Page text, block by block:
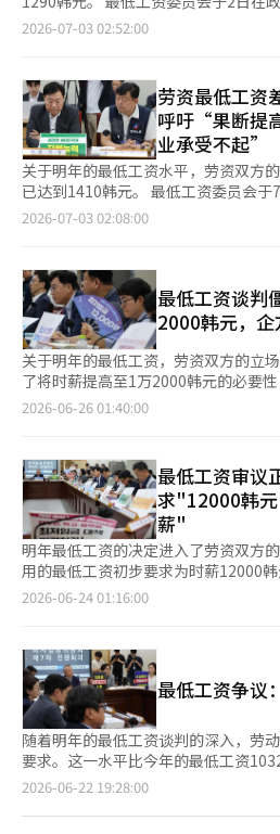
业园区或青年人才难以吸引的企业中
衡可以与工资提升一样，成为招聘竞争力的因素
府联合生产力提升支持小组，将重点
引入，以及工作流程的重新设计和职业培训。 劳动部
表示：“劳动时间缩短并不是单一的方
况采用多种方式。通过劳资对话，我
度，并取得成效，这一点在现场得到
中小企业的劳动时间缩短。”※ 本报
与编辑。
并进行共同研究”。
体会议，讨论最低工资水平。当天，
第四次修正案的差距为1290韩元，较
小了120韩元。 会议一开始，劳资双方便展开了激烈的争论。韩国
劳动总联合会秘书长柳基燮表示：“去
益标准为239万2000韩元，而单身劳
为239万8000韩元，差距微乎其微
挥吸引弱势群体劳动的功能，因此需
涨。” 相对而言，经营界则坚持应控制最低工资的上涨幅度。韩
国经营者总协会总务柳基正表示：“劳
工资劳动者的实际人力成本每年增加
困境的小微企业和个体经营者来说，
力。” 公益委员强调需要缩小双方的差距。担任公益委员秘书的
韩国劳动研究院副院长成宰敏表示：“
需要实质性缩小意见的努力。”他指
逐步扩大接触点，朝着智慧和负责任
人工智能（AI）系统翻译与编辑。
2026-07-03 02:52:00
劳资最低工资
呼吁“果断提
业承受不起”
关于明年的最低工资水平，劳资双方
已达到1410韩元。 最低工资委员会于7月2日在政府世宗厅召开第
11次全体会议，讨论最低工资水平。
方则提高了30韩元。因此，双方的差
元。 会议一开始，劳资代表便展开了激烈的争论。韩国劳动总联
合会秘书长柳基燮表示：“去年的基本
239万2000韩元，而单身无婚劳动者
239万8000韩元，差距微乎其微。”
吸引弱势群体劳动的功能，因此需要
国民主劳动组合总联合会副委员会长
去8年中，由于最低工资的计算范围扩
上迈出第一步。现实中，工资未能跟
生活费用。” 相反，经营方则坚持应控制最低工资的上涨幅度。
韩国经营者总协会总务柳基正表示：“
算上周休津贴，时薪将超过14000韩
低工资劳动者的实际人力成本每年将
经营极限的微小企业和个体商户来说
力。” 中小企业中央会人力政策本部长杨玉石呼吁：“由于退休
人员难以找到工作，国内自营业者中
业无法雇佣人手，导致过度劳动的现
力也应得到重视。” 公益委员们强调应缩小双方的差距。担任公
益委员秘书的韩国劳动研究院副院长
大的情况下，需要实质性缩小意见的
虑社会责任，逐步扩大接触点，朝着
2026-07-03 02:08:00
最低工资谈判
2000韩元，
关于明年的最低工资，劳资双方的立
了将时薪提高至1万2000韩元的必要
到小微企业和个体经营者的支付能力
行的第8次全体会议上提交了明年最低
出将今年的最低工资1万320韩元提高
薪1万2000韩元，而经营界则提出与今
当天，劳动界强调生活费用与最低工
了加薪的必要性。韩国劳动组合总联
洙表示：“用户委员会在过去20多年
资。为了实现最低工资法的宗旨，保
必须反映劳动者的生活费用。”他进
额少65万韩元；而反映2026年物价上
韩元，最低工资与其之间的差距正在
的家庭的可支配收入已经低于必要的
平之前，必须先关注低收入劳动者的
联合会（民主劳总）副委员长李美仙
韩元不是用于奢侈或储蓄的钱，而是
本。最低工资的提高不仅是为了劳动
小微企业和个体经营者共同生存的良
牙在大幅提高最低工资后，低收入劳
2026-06-26 01:40:00
最低工资审议
求"12000韩
薪"
明年最低工资的决定进入了劳资双方
用的最低工资初步要求为时薪12000
低工资对小微企业来说已经难以承受
12000韩元，比今年的最低工资10320
（16.3%）。按月计算（基于209小时
国劳动总联盟（韩国劳总）秘书长柳
劳动者生计的制度”，并指出“高物价
劳动者的实际工资大幅下降，必须反
总联盟（民主劳总）副委员长李美仙
以应对飞涨的生活成本和公共费用”
资不是奢侈，而是生存的要求”。她
加，内需和小商圈才能复苏”。李美
2026-06-24 01:16:00
最低工资争议
随着明年的最低工资谈判的深入，劳
要求。这一水平比今年的最低工资
动界的角度来看，这是一个可以合理
难，这一点不容否认。 然而，最低工资争论中总是缺少一个问
2026-06-22 19:28:00
页